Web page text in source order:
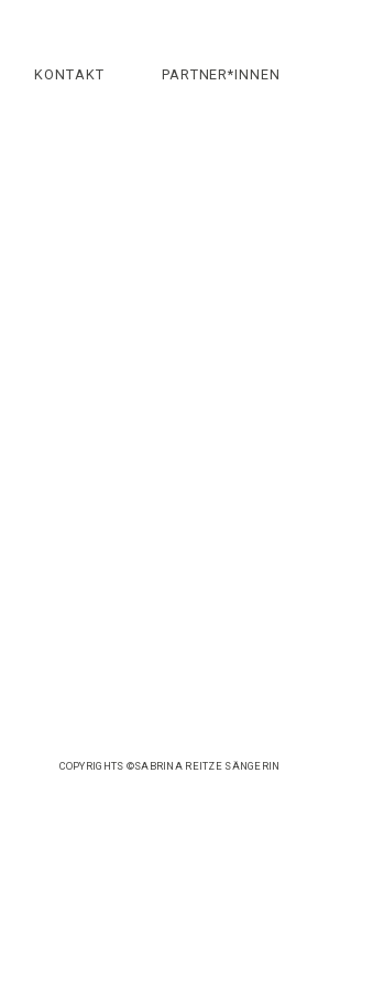
KONTAKT PARTNER*INNEN
COPYRIGHTS ©SABRINA REITZE SÄNGERIN